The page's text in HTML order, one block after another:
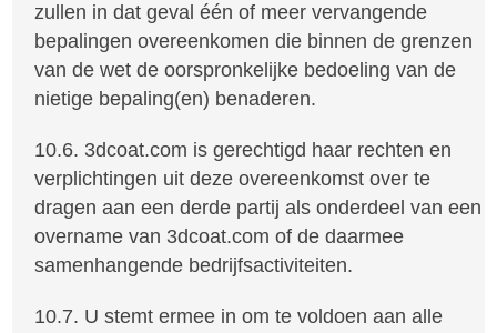
zullen in dat geval één of meer vervangende
bepalingen overeenkomen die binnen de grenzen
van de wet de oorspronkelijke bedoeling van de
nietige bepaling(en) benaderen.
10.6. 3dcoat.com is gerechtigd haar rechten en
verplichtingen uit deze overeenkomst over te
dragen aan een derde partij als onderdeel van een
overname van 3dcoat.com of de daarmee
samenhangende bedrijfsactiviteiten.
10.7. U stemt ermee in om te voldoen aan alle